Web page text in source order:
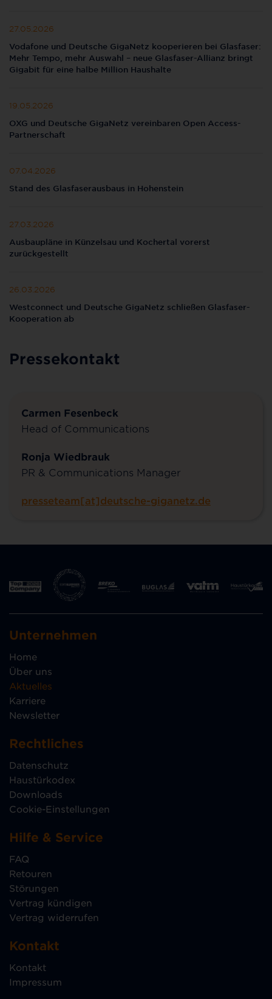
27.05.2026
Vodafone und Deutsche GigaNetz kooperieren bei Glasfaser:
Mehr Tempo, mehr Auswahl – neue Glasfaser-Allianz bringt
Gigabit für eine halbe Million Haushalte
19.05.2026
OXG und Deutsche GigaNetz vereinbaren Open Access-
Partnerschaft
07.04.2026
Stand des Glasfaserausbaus in Hohenstein
27.03.2026
Ausbaupläne in Künzelsau und Kochertal vorerst
zurückgestellt
26.03.2026
Westconnect und Deutsche GigaNetz schließen Glasfaser-
Kooperation ab
Pressekontakt
Carmen Fesenbeck
Head of Communications
Ronja Wiedbrauk
PR & Communications Manager
presseteam[at]deutsche-giganetz.de
Unternehmen
Home
Über uns
Aktuelles
Karriere
Newsletter
Rechtliches
Datenschutz
Haustürkodex
Downloads
Cookie-Einstellungen
Hilfe & Service
FAQ
Retouren
Störungen
Vertrag kündigen
Vertrag widerrufen
Kontakt
Kontakt
Impressum